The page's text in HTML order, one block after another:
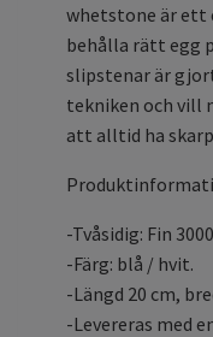
whetstone är ett
behålla rätt egg
slipstenar är
tekniken och vill
att alltid ha
-Tvåsidig: Fin
-Färg: blå / hvit.
-Längd 20 cm,
-Levereras med